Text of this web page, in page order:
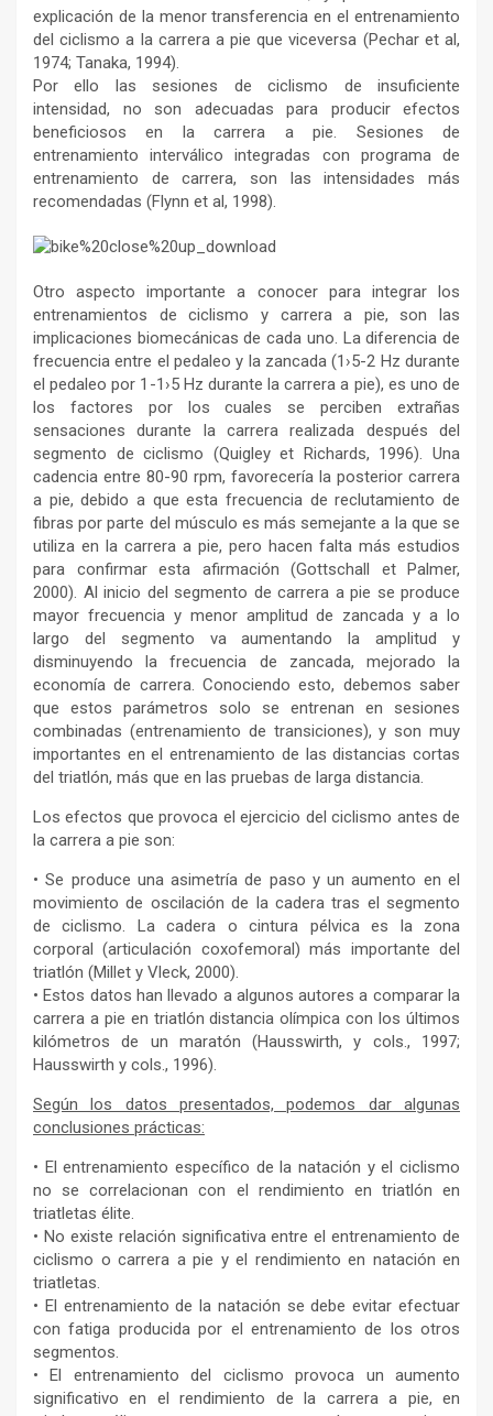
explicación de la menor transferencia en el entrenamiento
del ciclismo a la carrera a pie que viceversa (Pechar et al,
1974; Tanaka, 1994).
Por ello las sesiones de ciclismo de insuficiente
intensidad, no son adecuadas para producir efectos
beneficiosos en la carrera a pie. Sesiones de
entrenamiento interválico integradas con programa de
entrenamiento de carrera, son las intensidades más
recomendadas (Flynn et al, 1998).
Otro aspecto importante a conocer para integrar los
entrenamientos de ciclismo y carrera a pie, son las
implicaciones biomecánicas de cada uno. La diferencia de
frecuencia entre el pedaleo y la zancada (1›5-2 Hz durante
el pedaleo por 1-1›5 Hz durante la carrera a pie), es uno de
los factores por los cuales se perciben extrañas
sensaciones durante la carrera realizada después del
segmento de ciclismo (Quigley et Richards, 1996). Una
cadencia entre 80-90 rpm, favorecería la posterior carrera
a pie, debido a que esta frecuencia de reclutamiento de
fibras por parte del músculo es más semejante a la que se
utiliza en la carrera a pie, pero hacen falta más estudios
para confirmar esta afirmación (Gottschall et Palmer,
2000). Al inicio del segmento de carrera a pie se produce
mayor frecuencia y menor amplitud de zancada y a lo
largo del segmento va aumentando la amplitud y
disminuyendo la frecuencia de zancada, mejorado la
economía de carrera. Conociendo esto, debemos saber
que estos parámetros solo se entrenan en sesiones
combinadas (entrenamiento de transiciones), y son muy
importantes en el entrenamiento de las distancias cortas
del triatlón, más que en las pruebas de larga distancia.
Los efectos que provoca el ejercicio del ciclismo antes de
la carrera a pie son:
• Se produce una asimetría de paso y un aumento en el
movimiento de oscilación de la cadera tras el segmento
de ciclismo. La cadera o cintura pélvica es la zona
corporal (articulación coxofemoral) más importante del
triatlón (Millet y Vleck, 2000).
• Estos datos han llevado a algunos autores a comparar la
carrera a pie en triatlón distancia olímpica con los últimos
kilómetros de un maratón (Hausswirth, y cols., 1997;
Hausswirth y cols., 1996).
Según los datos presentados, podemos dar algunas
conclusiones prácticas:
• El entrenamiento específico de la natación y el ciclismo
no se correlacionan con el rendimiento en triatlón en
triatletas élite.
• No existe relación significativa entre el entrenamiento de
ciclismo o carrera a pie y el rendimiento en natación en
triatletas.
• El entrenamiento de la natación se debe evitar efectuar
con fatiga producida por el entrenamiento de los otros
segmentos.
• El entrenamiento del ciclismo provoca un aumento
significativo en el rendimiento de la carrera a pie, en